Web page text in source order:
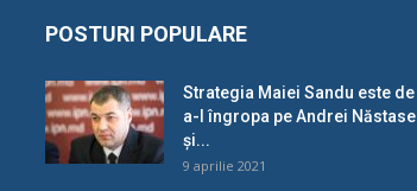
POSTURI POPULARE
Strategia Maiei Sandu este de
a-l îngropa pe Andrei Năstase
și...
9 aprilie 2021